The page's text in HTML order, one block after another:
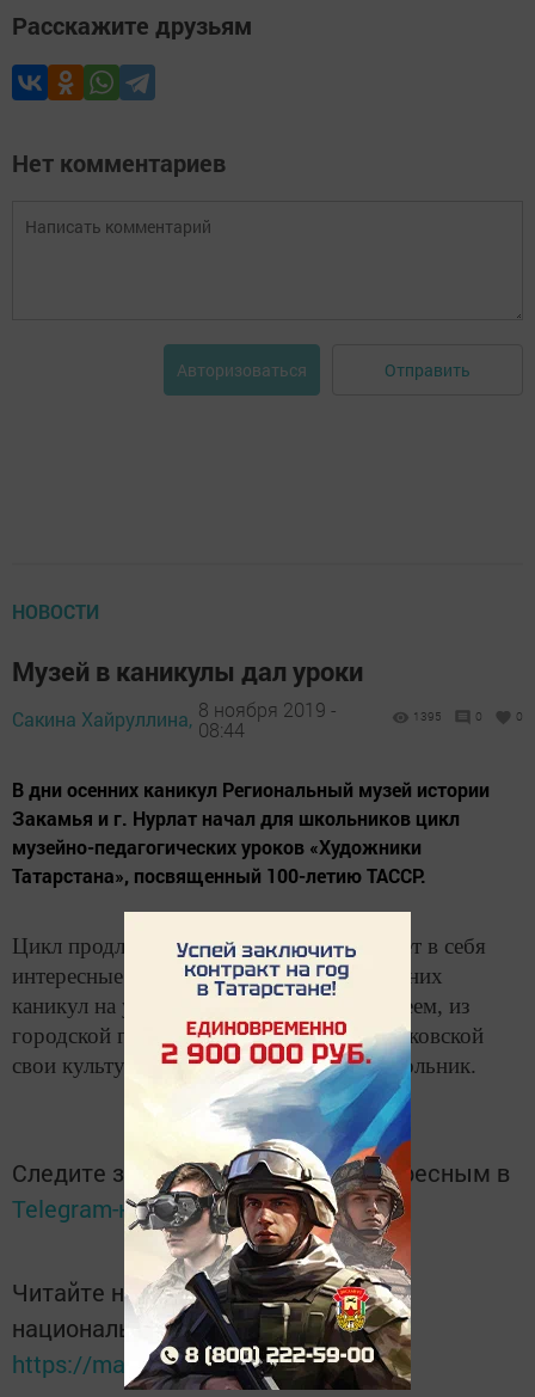
Расскажите друзьям
Нет комментариев
Авторизоваться Отправить
НОВОСТИ
Музей в каникулы дал уроки
Сакина Хайруллина, 8 ноября 2019 -
08:44
1395 0 0
В дни осенних каникул Региональный музей истории
Закамья и г. Нурлат начал для школьников цикл
музейно-педагогических уроков «Художники
Татарстана», посвященный 100-летию ТАССР.
Цикл продлится до 14 декабря и включает в себя
интересные мероприятия. Во время осенних
каникул на уроках, организованных музеем, из
городской гимназии, школы №2 и Мамыковской
свои культурные знания обогатил 61 школьник.
Следите за самым важным и интересным в
Telegram-каналеТатмедиа
Читайте новости Татарстана в
национальном мессенджере MАХ:
https://max.ru/tatmedia